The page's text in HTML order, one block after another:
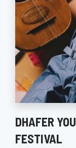
DHAFER
FESTIVAL